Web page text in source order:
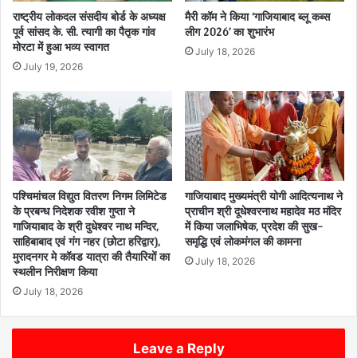
राष्ट्रीय लोकदल संसदीय बोर्ड के अध्यक्ष
पूर्व सांसद के. सी. त्यागी का पैतृक गांव
मोरटा में हुआ भव्य स्वागत
July 19, 2026
मैरी कॉम ने किया ‘गाजियाबाद ब्लू कब्स
लीग 2026’ का शुभारंभ
July 18, 2026
पश्चिमांचल विद्युत वितरण निगम लिमिटेड
के प्रबन्ध निदेशक रवीश गुप्ता ने
गाजियाबाद के श्री दुधेश्वर नाथ मन्दिर,
साहिबाबाद एवं गंग नहर (छोटा हरिद्वार),
मुरादनगर मे कॉवड यात्रा की तैयारियों का
स्थलीन निरीक्षण किया
July 18, 2026
गाजियाबाद मुख्यमंत्री योगी आदित्यनाथ ने
प्राचीन श्री दूधेश्वरनाथ महादेव मठ मंदिर
में किया जलाभिषेक, प्रदेश की सुख-
समृद्धि एवं लोकमंगल की कामना
July 18, 2026
Leave a Reply